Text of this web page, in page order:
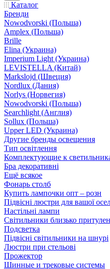
Каталог
Бренди
Nowodvorski (Польша)
Amplex (Польша)
Brille
Elina (Украина)
Imperium Light (Украина)
LEVISTELLA (Китай)
Markslojd (Швеция)
Nordlux (Дания)
Norlys (Норвегия)
Nowodvorski (Польша)
Searchlight (Англия)
Sollux (Польша)
Upper LED (Украина)
Другие бренды освещения
Тип освітлення
Комплектующие к
Бра декоративні
Ещё всякое
Фонарь столб
Купить лампочки опт – розн
Підвісні люстри для вашої
Настільні лампи
Світильники близько
Подсветка
Підвісні світильники на шнурі
Люстри при стельові
Прожектор
Шинные и трековые системы